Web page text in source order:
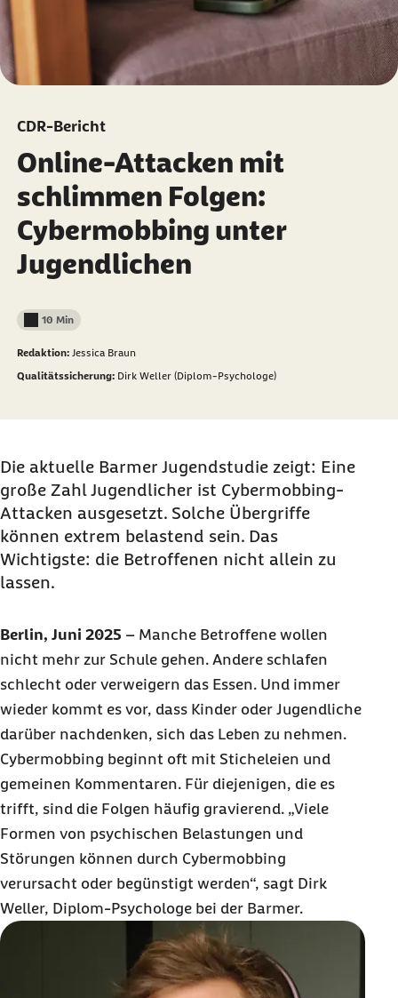
CDR-Bericht
Online-Attacken mit
schlimmen Folgen:
Cybermobbing unter
Jugendlichen
Lesedauer weniger als
10 Min
Redaktion: Jessica Braun
Qualitätssicherung: Dirk Weller (Diplom-Psychologe)
Die aktuelle Barmer Jugendstudie zeigt: Eine
große Zahl Jugendlicher ist Cybermobbing-
Attacken ausgesetzt. Solche Übergriffe
können extrem belastend sein. Das
Wichtigste: die Betroffenen nicht allein zu
lassen.
Berlin, Juni 2025 – Manche Betroffene wollen
nicht mehr zur Schule gehen. Andere schlafen
schlecht oder verweigern das Essen. Und immer
wieder kommt es vor, dass Kinder oder Jugendliche
darüber nachdenken, sich das Leben zu nehmen.
Cybermobbing beginnt oft mit Sticheleien und
gemeinen Kommentaren. Für diejenigen, die es
trifft, sind die Folgen häufig gravierend. „Viele
Formen von psychischen Belastungen und
Störungen können durch Cybermobbing
verursacht oder begünstigt werden“, sagt Dirk
Weller, Diplom-Psychologe bei der Barmer.